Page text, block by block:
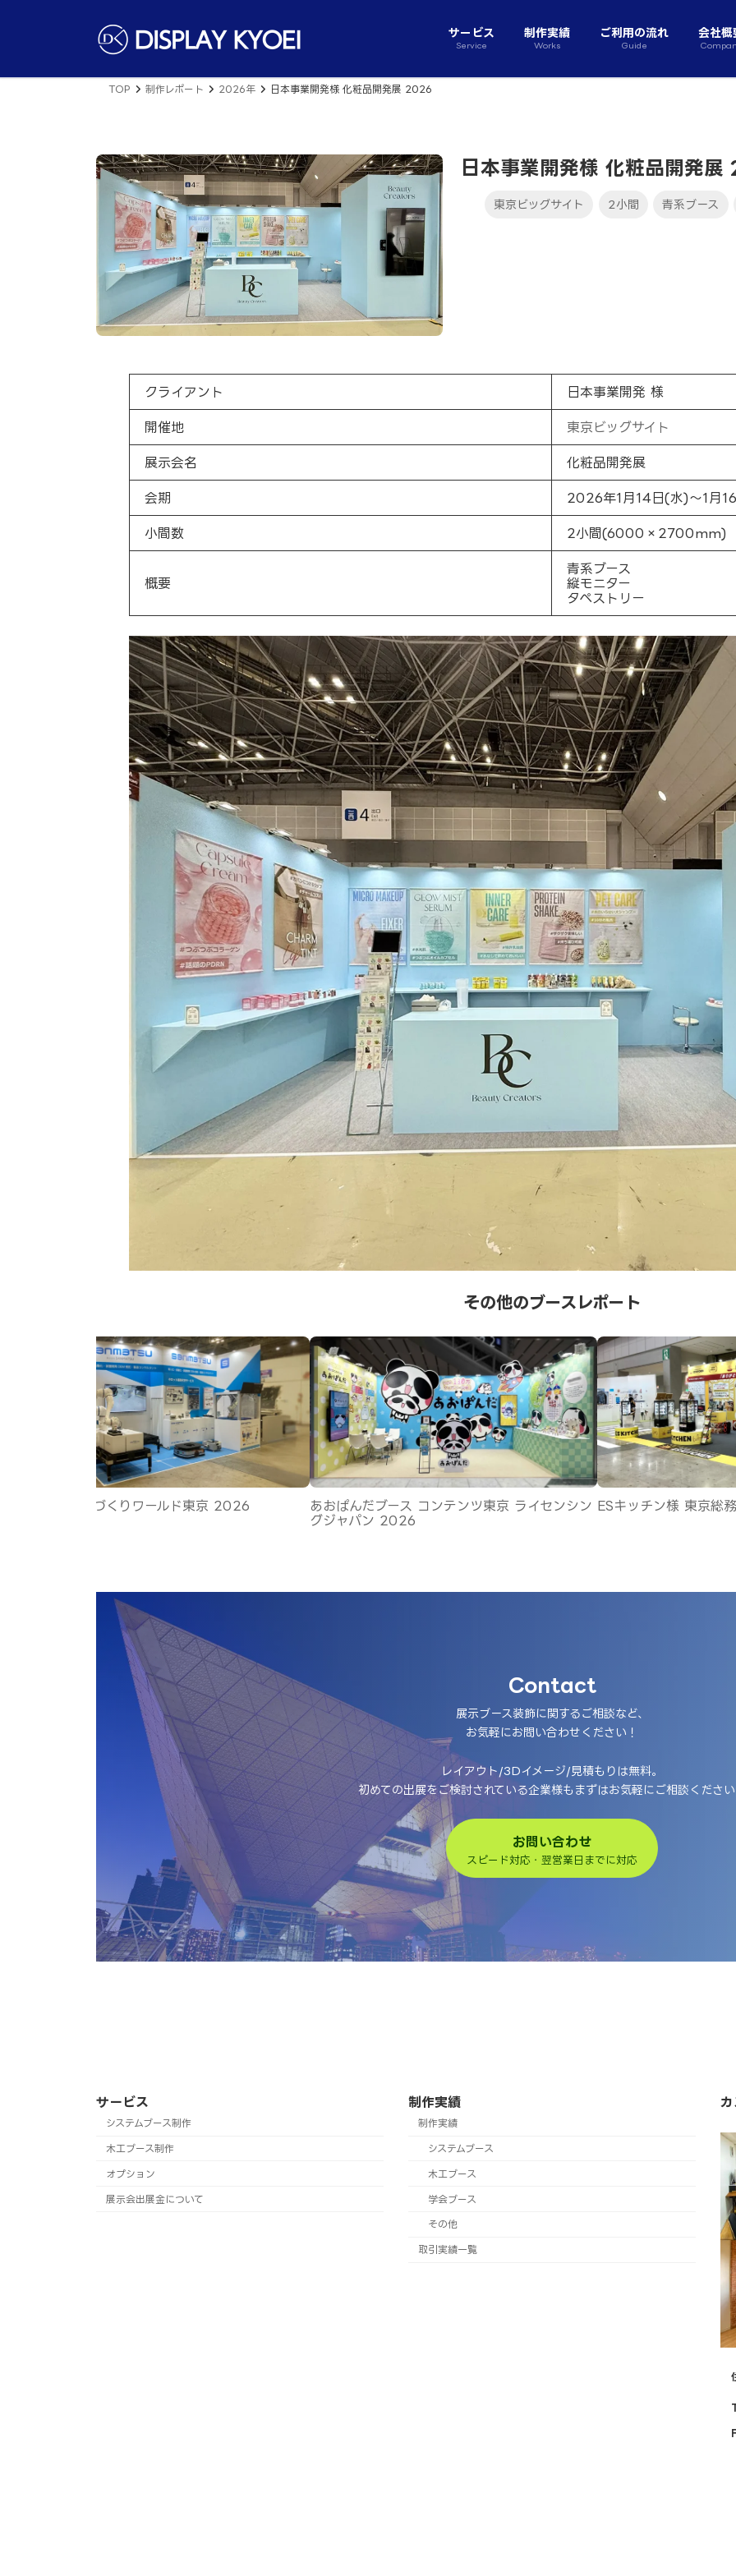
へ
ョ
サービス
Service
制作実績
Works
ご利用の流れ
Guide
会社概
TOP 制作レポート 2026年 日本事業開発様 化粧品開発展 2026
日本事業開発様 化粧品開発
東京ビッグサイト 2小間 青系ブース
クライアント 日本事業開発 様
開催地 東京ビッグサイト
展示会名 化粧品開発展
会期 2026年1月14日(水)～1月
小間数 2小間(6000×2700mm)
概要
青系ブース
縦モニター
タペストリー
その他のブースレポート
営様 健康経営EXPO 2026 SAYAKA様 JPCA 2026 施工実績をもっと見る
Contact
展示ブース装飾に関するご相談など、
お気軽にお問い合わせください！
レイアウト/3Dイメージ/見積もりは無料。
初めての出展をご検討されている企業様もまずはお気軽にご相談くださ
お問い合わせ
スピード対応・翌営業日までに対応
サービス
システムブース制作
木工ブース制作
オプション
展示会出展金について
制作実績
制作実績
システムブース
木工ブース
学会ブース
その他
取引実績一覧
カ